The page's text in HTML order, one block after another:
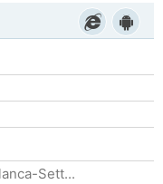
Sett...